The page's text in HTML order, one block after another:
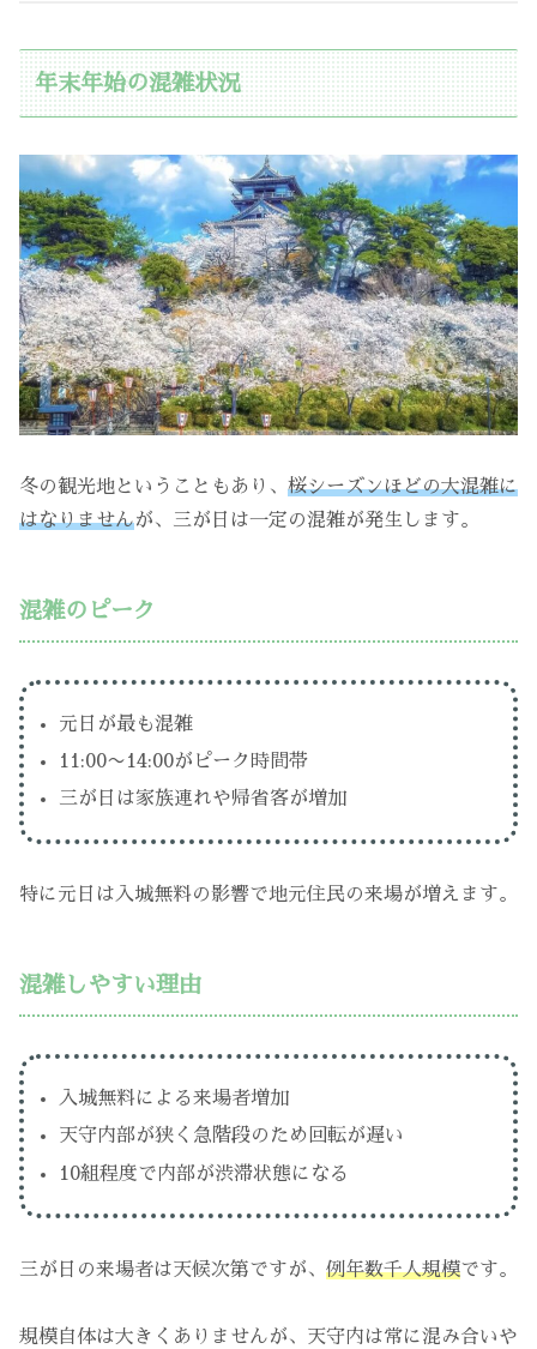
年末年始の混雑状況
冬の観光地ということもあり、 桜シーズンほどの大混雑に
はなりませんが、三が日は一定の混雑が発生します。
混雑のピーク
元日が最も混雑
11:00〜14:00がピーク時間帯
三が日は家族連れや帰省客が増加
特に元日は入城無料の影響で地元住民の来場が増えます。
混雑しやすい理由
入城無料による来場者増加
天守内部が狭く急階段のため回転が遅い
10組程度で内部が渋滞状態になる
三が日の来場者は天候次第ですが、 例年数千人規模です。
規模自体は大きくありませんが、天守内は常に混み合いや